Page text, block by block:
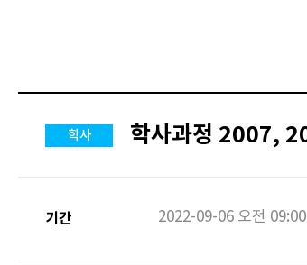
학사 학사과정 2007,
기간 2022-09-06 오전 09:00